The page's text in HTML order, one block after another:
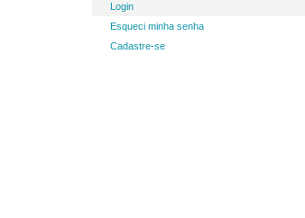
Login
Esqueci minha senha
Cadastre-se